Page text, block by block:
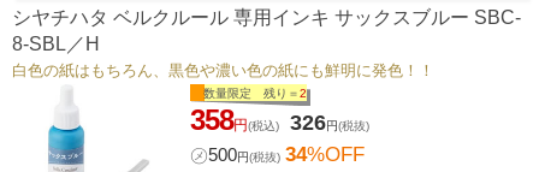
シヤチハタ ベルクルール 専用インキ サックスブルー SBC-
8-SBL／H
白色の紙はもちろん、黒色や濃い色の紙にも鮮明に発色！！
数量限定 残り＝2
358円(税込) 326円(税抜)
㋱500円(税抜) 34%OFF